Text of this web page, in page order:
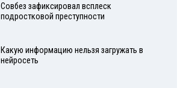
Совбез зафиксировал всплеск
подростковой преступности
Какую информацию нельзя загружать в
нейросеть